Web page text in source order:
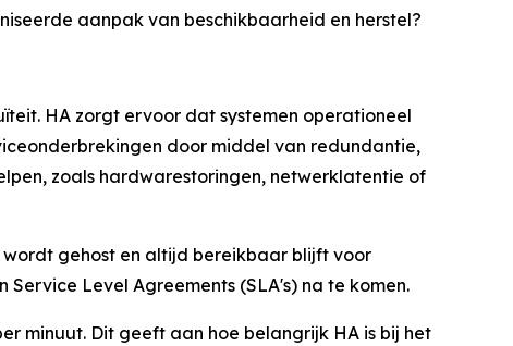
aanpak van beschikbaarheid en herstel?
HA zorgt ervoor dat systemen operationeel
door middel van redundantie,
zoals hardwarestoringen, netwerklatentie of
gehost en altijd bereikbaar blijft voor
Level Agreements (SLA's) na te komen.
minuut. Dit geeft aan hoe belangrijk HA is bij het